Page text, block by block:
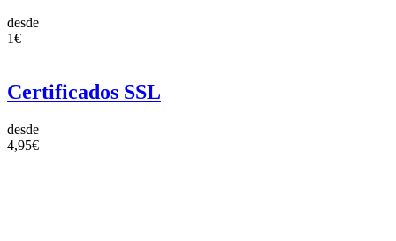
desde
1€
Certificados SSL
desde
4,95€